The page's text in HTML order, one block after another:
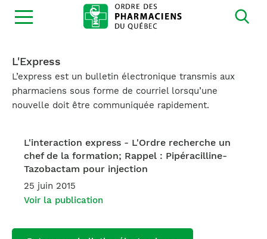
Ouvrir
la
L'Express
L’express est un bulletin électronique transmis aux
pharmaciens sous forme de courriel lorsqu’une
nouvelle doit être communiquée rapidement.
L'interaction express - L'Ordre recherche un
chef de la formation; Rappel : Pipéracilline-
Tazobactam pour injection
25 juin 2015
Voir la publication